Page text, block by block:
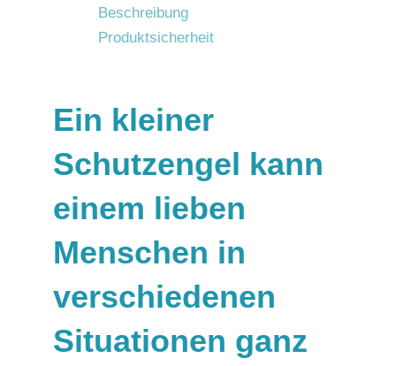
Beschreibung
Produktsicherheit
Ein kleiner
Schutzengel kann
einem lieben
Menschen in
verschiedenen
Situationen ganz